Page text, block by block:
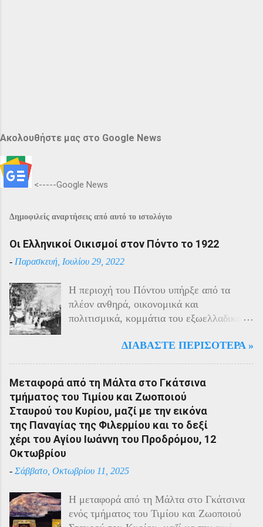
Ακολουθήστε μας στο Google News
<-----Google News
Δημοφιλείς αναρτήσεις από αυτό το ιστολόγιο
Οι Ελληνικοί Οικισμοί στον Πόντο το 1922
- Παρασκευή, Ιουλίου 29, 2022
Η περιοχή του Πόντου υπήρξε από τα
πλέον ανθηρά, οικονομικά και
πολιτισμικά, κομμάτια του εξωελλαδικού
40% του πληθυσμού της περιοχής και μαζί
του Πόντου είχε και αυτός στη διάρκεια
του πολέμου την ίδια τύχη με τον
υπόλοιπο μικρασιατικό πληθυσμό. Με την
είσοδο της Τουρκίας στον πόλεμο
πραγματοποιήθηκαν εκκενώσεις οικισμών,
οικογένειες των φυγοστράτων.
έδωσαν οι Πόντιοι στην καταπίεση με την
οργανωμένη αντίσταση των κατοίκων του.
ΔΙΑΒΆΣΤΕ ΠΕΡΙΣΌΤΕΡΑ »
Μεταφορά από τη Μάλτα στο Γκάτσινα
τμήματος του Τιμίου και Ζωοποιού
Σταυρού του Κυρίου, μαζί με την εικόνα
της Παναγίας της Φιλερμίου και το δεξί
χέρι του Αγίου Ιωάννη του Προδρόμου, 12
Οκτωβρίου
- Σάββατο, Οκτωβρίου 11, 2025
Η μεταφορά από τη Μάλτα στο Γκάτσινα
ενός τμήματος του Τιμίου και Ζωοποιού